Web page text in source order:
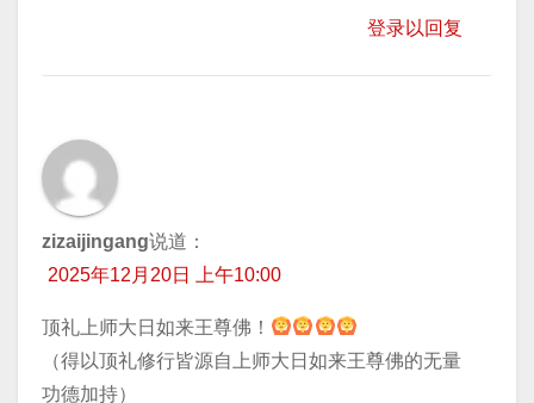
登录以回复
zizaijingang说道：
2025年12月20日 上午10:00
顶礼上师大日如来王尊佛！
（得以顶礼修行皆源自上师大日如来王尊佛的无量
功德加持）